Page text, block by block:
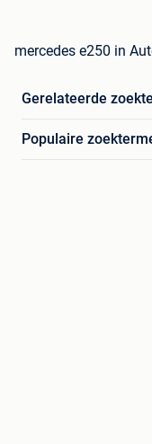
mercedes e250 in
Gerelateerde
Populaire